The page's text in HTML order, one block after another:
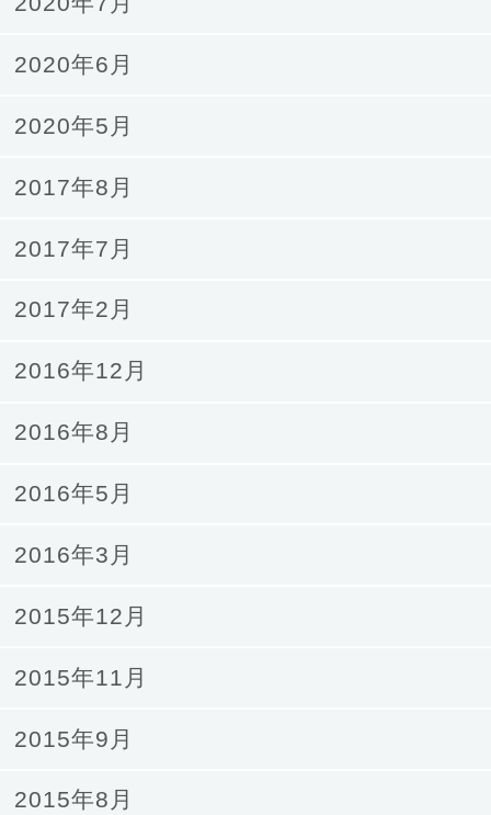
2020年6月
2020年5月
2017年8月
2017年7月
2017年2月
2016年12月
2016年8月
2016年5月
2016年3月
2015年12月
2015年11月
2015年9月
2015年8月